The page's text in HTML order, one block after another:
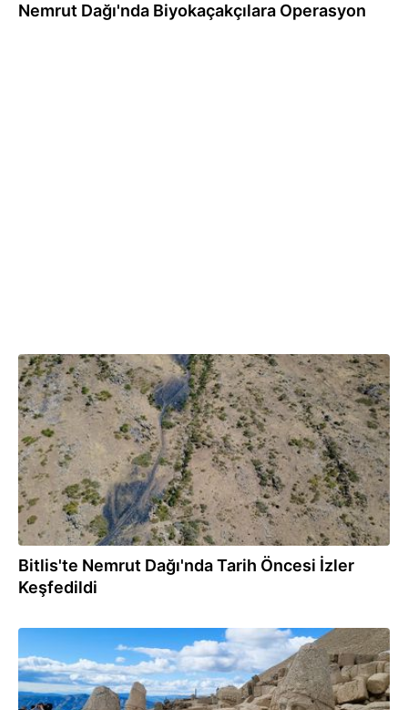
Nemrut Dağı'nda Biyokaçakçılara Operasyon
06.06.2026
Bitlis'te Nemrut Dağı'nda Tarih Öncesi İzler
Keşfedildi